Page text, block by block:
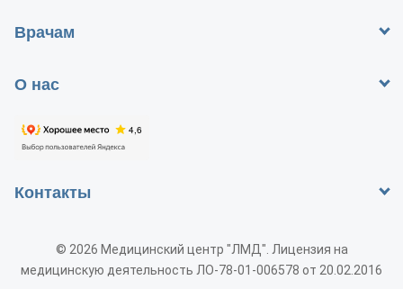
Врачам
О нас
Контакты
© 2026 Медицинский центр "ЛМД". Лицензия на
медицинскую деятельность ЛО-78-01-006578 от 20.02.2016